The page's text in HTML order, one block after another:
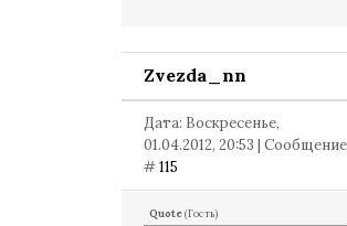
Zvezda_nn
Дата: Воскресенье,
01.04.2012, 20:53 | Сообщение
#115
Quote(Гость)